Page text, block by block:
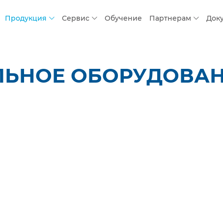
Продукция Сервис Обучение Партнерам